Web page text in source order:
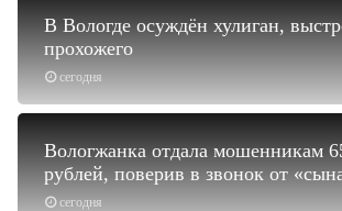
сегодня
В Вологде осуждён хулиган,
прохожего
сегодня
Вологжанка отдала мошенникам
рублей, поверив в звонок от